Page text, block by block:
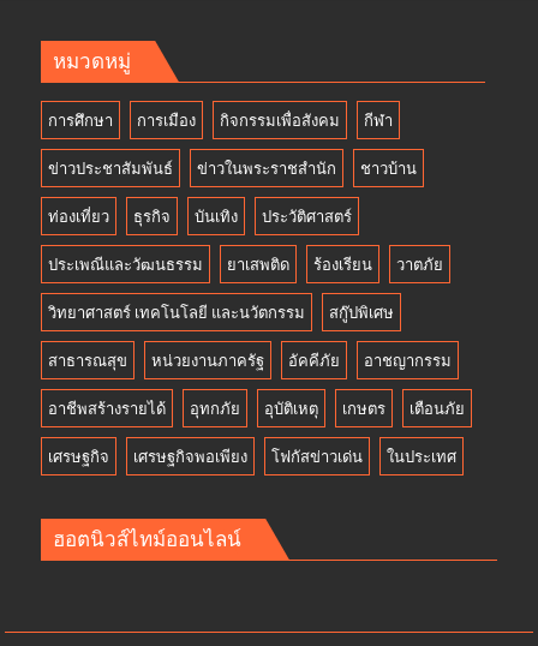
หมวดหมู่
การศึกษา การเมือง กิจกรรมเพื่อสังคม กีฬา
ข่าวประชาสัมพันธ์ ข่าวในพระราชสำนัก ชาวบ้าน
ท่องเที่ยว ธุรกิจ บันเทิง ประวัติศาสตร์
ประเพณีและวัฒนธรรม ยาเสพติด ร้องเรียน วาตภัย
วิทยาศาสตร์ เทคโนโลยี และนวัตกรรม สกู๊ปพิเศษ
สาธารณสุข หน่วยงานภาครัฐ อัคคีภัย อาชญากรรม
อาชีพสร้างรายได้ อุทกภัย อุบัติเหตุ เกษตร เตือนภัย
เศรษฐกิจ เศรษฐกิจพอเพียง โฟกัสข่าวเด่น ในประเทศ
ฮอตนิวส์ไทม์ออนไลน์